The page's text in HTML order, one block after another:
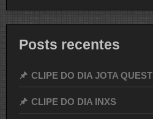
Posts recentes
CLIPE DO DIA JOTA QUEST
CLIPE DO DIA INXS